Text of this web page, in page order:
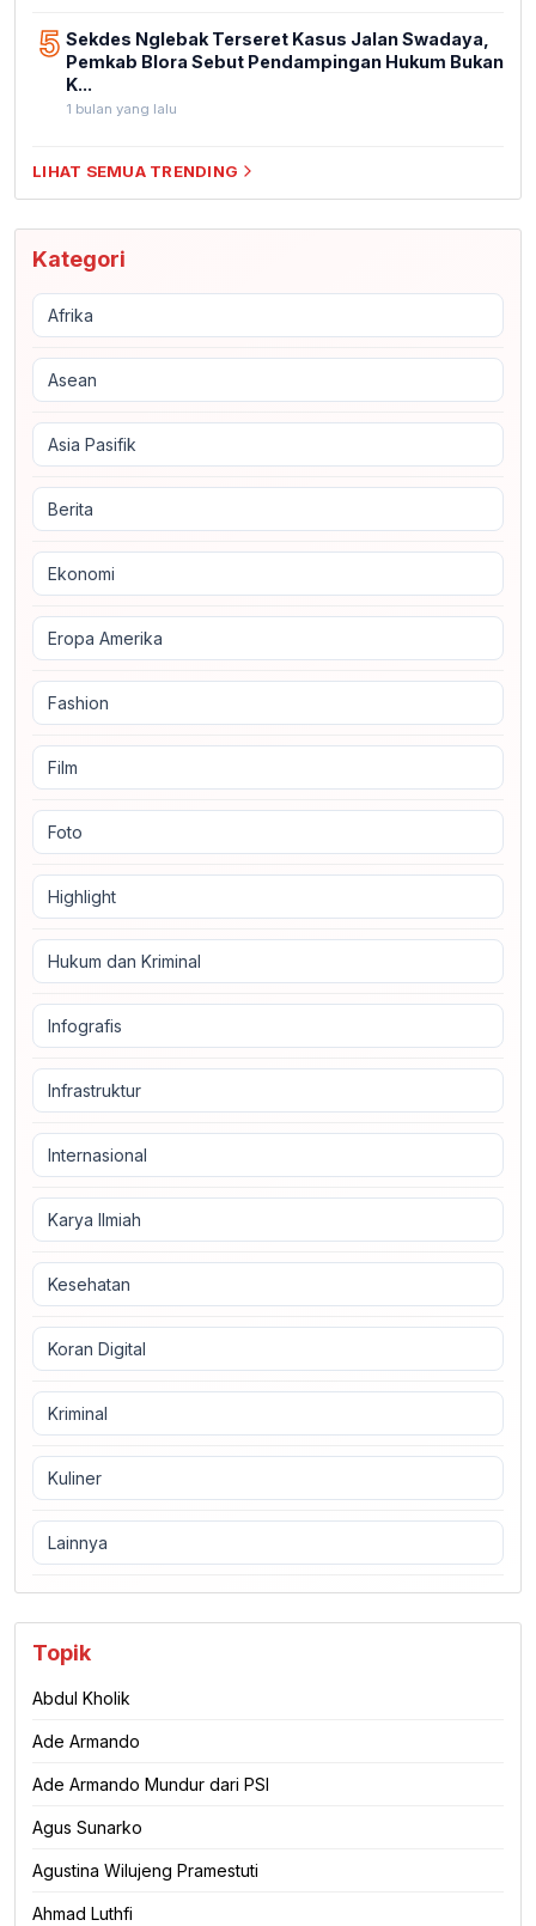
5 Sekdes Nglebak Terseret Kasus Jalan Swadaya,
Pemkab Blora Sebut Pendampingan Hukum Bukan
K...
1 bulan yang lalu
LIHAT SEMUA TRENDING
Kategori
Afrika
Asean
Asia Pasifik
Berita
Ekonomi
Eropa Amerika
Fashion
Film
Foto
Highlight
Hukum dan Kriminal
Infografis
Infrastruktur
Internasional
Karya Ilmiah
Kesehatan
Koran Digital
Kriminal
Kuliner
Lainnya
Topik
Abdul Kholik
Ade Armando
Ade Armando Mundur dari PSI
Agus Sunarko
Agustina Wilujeng Pramestuti
Ahmad Luthfi